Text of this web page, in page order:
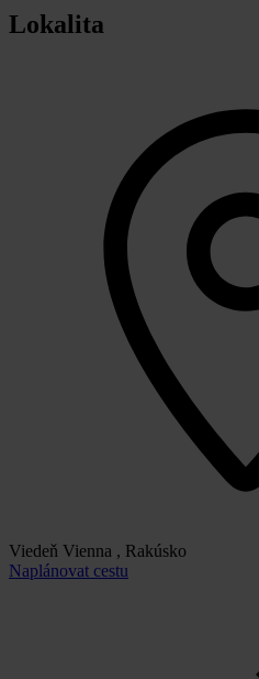
Lokalita
Viedeň Vienna , Rakúsko
Naplánovat cestu